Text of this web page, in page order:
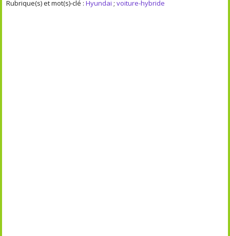
Rubrique(s) et mot(s)-clé :Hyundai ;voiture-hybride